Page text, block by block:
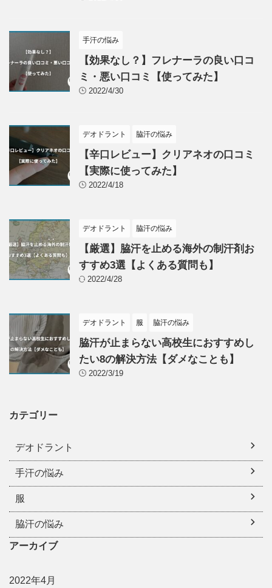
手汗の悩み
【効果なし？】フレナーラの良い口コ
ミ・悪い口コミ【使ってみた】
2022/4/30
デオドラント 脇汗の悩み
【辛口レビュー】クリアネオの口コミ
【実際に使ってみた】
2022/4/18
デオドラント 脇汗の悩み
【厳選】脇汗を止める海外の制汗剤お
すすめ3選【よくある質問も】
2022/4/28
デオドラント 服 脇汗の悩み
脇汗が止まらない高校生におすすめし
たい8の解決方法【ダメなことも】
2022/3/19
カテゴリー
デオドラント
手汗の悩み
服
脇汗の悩み
アーカイブ
2022年4月